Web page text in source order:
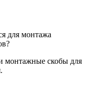
для монтажа
монтажные скобы для